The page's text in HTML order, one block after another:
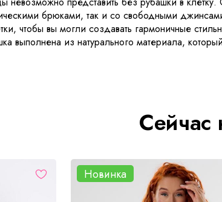
брюками, так и со свободными
чтобы вы могли создавать гармоничные
выполнена из натурального материала, который
Сейчас
Новинка